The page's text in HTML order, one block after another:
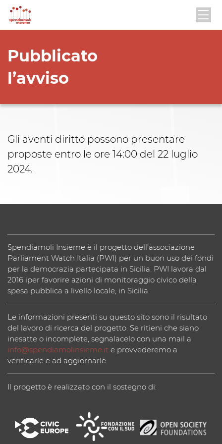
Pubblicato
l’avviso
Gli aventi diritto possono presentare
proposte entro le ore 14:00 del 22 luglio
2024.
Spendiamoli Insieme è il progetto dell’associazione
Parliament Watch Italia (PWI) per un buon uso dei fondi
per la democrazia partecipata in Sicilia. PWI lavora dal
2016 iper favorire azioni di monitoraggio civico della
spesa pubblica a livello locale, in Sicilia.
Le informazioni presenti su questo sito sono il risultato
del lavoro di ricerca del progetto. Se ritieni che siano
inesatte o incomplete, segnalacelo con una mail a
info@spendiamolinsieme.it e provvederemo a
verificarle e ad aggiornarle.
Il progetto è realizzato con il sostegno di: